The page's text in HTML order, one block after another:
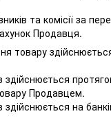
та комісії за
Продавця.
товару
Продавцем.
на